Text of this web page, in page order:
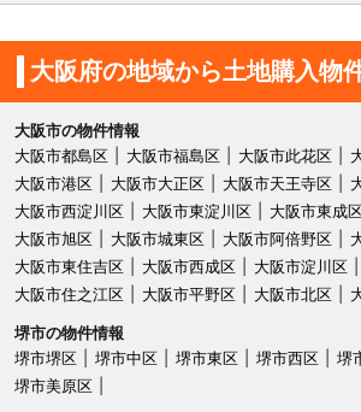
大阪府の地域から土地購入物
大阪市の物件情報
大阪市都島区
大阪市福島区 大阪市此花区
大阪市港区
大阪市大正区 大阪市天王寺区
大阪市西淀川区
大阪市東淀川区 大阪市東成
大阪市旭区
大阪市城東区 大阪市阿倍野区
大阪市東住吉区
大阪市西成区 大阪市淀川区
大阪市住之江区
大阪市平野区 大阪市北区
堺市の物件情報
堺市堺区
堺市中区 堺市東区 堺市西区 堺
堺市美原区